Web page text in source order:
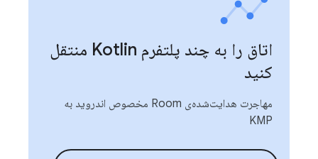
اتاق را به چند پلتفرم Kotlin منتقل
کنید
مهاجرت هدایت‌شده‌ی Room مخصوص اندروید به
KMP